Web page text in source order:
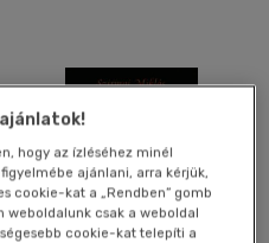
hogy az ízléséhez minél
ajánlani, arra kérjük,
cookie-kat a „Rendben” gomb
weboldalunk csak a weboldal
cookie-kat telepíti a